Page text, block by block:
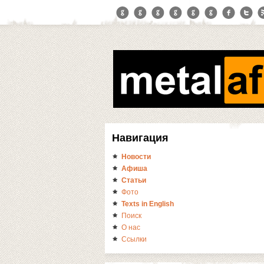
Навигация
Новости
Афиша
Статьи
Фото
Texts in English
Поиск
О нас
Ссылки